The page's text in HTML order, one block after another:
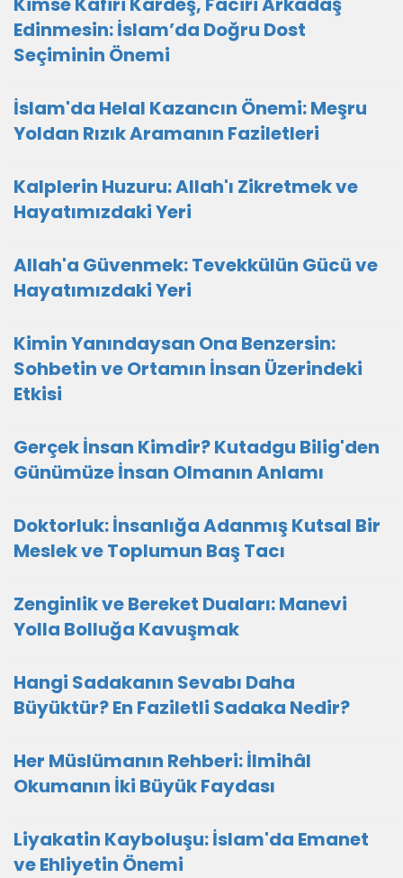
Edinmesin: İslam’da Doğru Dost
Seçiminin Önemi
İslam'da Helal Kazancın Önemi: Meşru
Yoldan Rızık Aramanın Faziletleri
Kalplerin Huzuru: Allah'ı Zikretmek ve
Hayatımızdaki Yeri
Allah'a Güvenmek: Tevekkülün Gücü ve
Hayatımızdaki Yeri
Kimin Yanındaysan Ona Benzersin:
Sohbetin ve Ortamın İnsan Üzerindeki
Etkisi
Gerçek İnsan Kimdir? Kutadgu Bilig'den
Günümüze İnsan Olmanın Anlamı
Doktorluk: İnsanlığa Adanmış Kutsal Bir
Meslek ve Toplumun Baş Tacı
Zenginlik ve Bereket Duaları: Manevi
Yolla Bolluğa Kavuşmak
Hangi Sadakanın Sevabı Daha
Büyüktür? En Faziletli Sadaka Nedir?
Her Müslümanın Rehberi: İlmihâl
Okumanın İki Büyük Faydası
Liyakatin Kayboluşu: İslam'da Emanet
ve Ehliyetin Önemi